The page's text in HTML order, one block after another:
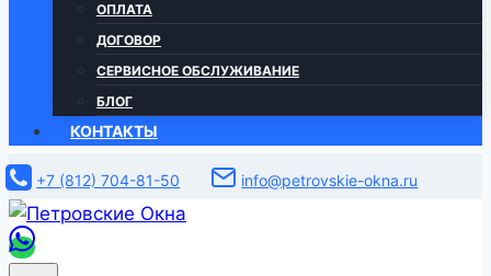
ОПЛАТА
ДОГОВОР
СЕРВИСНОЕ ОБСЛУЖИВАНИЕ
БЛОГ
КОНТАКТЫ
+7 (812) 704-81-50 info@petrovskie-okna.ru